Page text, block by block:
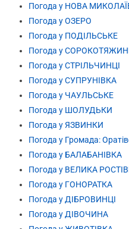
Погода у НОВА
Погода у ОЗЕРО
Погода у ПОДІЛЬСЬКЕ
Погода у
Погода у СТРІЛЬЧИНЦІ
Погода у СУПРУНІВКА
Погода у ЧАУЛЬСЬКЕ
Погода у ШОЛУДЬКИ
Погода у ЯЗВИНКИ
Погода у Громада:
Погода у БАЛАБАНІВКА
Погода у ВЕЛИКА
Погода у ГОНОРАТКА
Погода у ДІБРОВИНЦІ
Погода у ДІВОЧИНА